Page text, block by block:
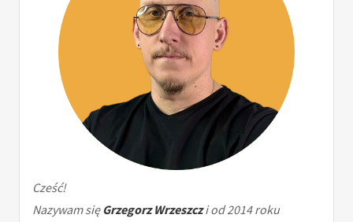
Cześć!
Nazywam sięGrzegorz Wrzeszczi od 2014 roku